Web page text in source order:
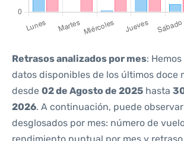
Retrasos analizados por mes:
datos disponibles de los últimos doce
desde 02 de Agosto de 2025 hasta
2026. A continuación, puede
desglosados por mes: número de